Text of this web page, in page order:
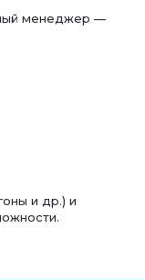
менеджер —
и др.) и